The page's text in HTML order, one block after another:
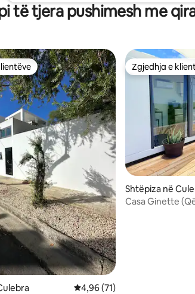
të tjera pushimesh me
5, 28 vlerësime
Vlerësimi mesatar 4,96 nga 5,
4,96 (71)
Zgjedhja e
Zgjedhja e
Shtëpiza në
Casa Ginette